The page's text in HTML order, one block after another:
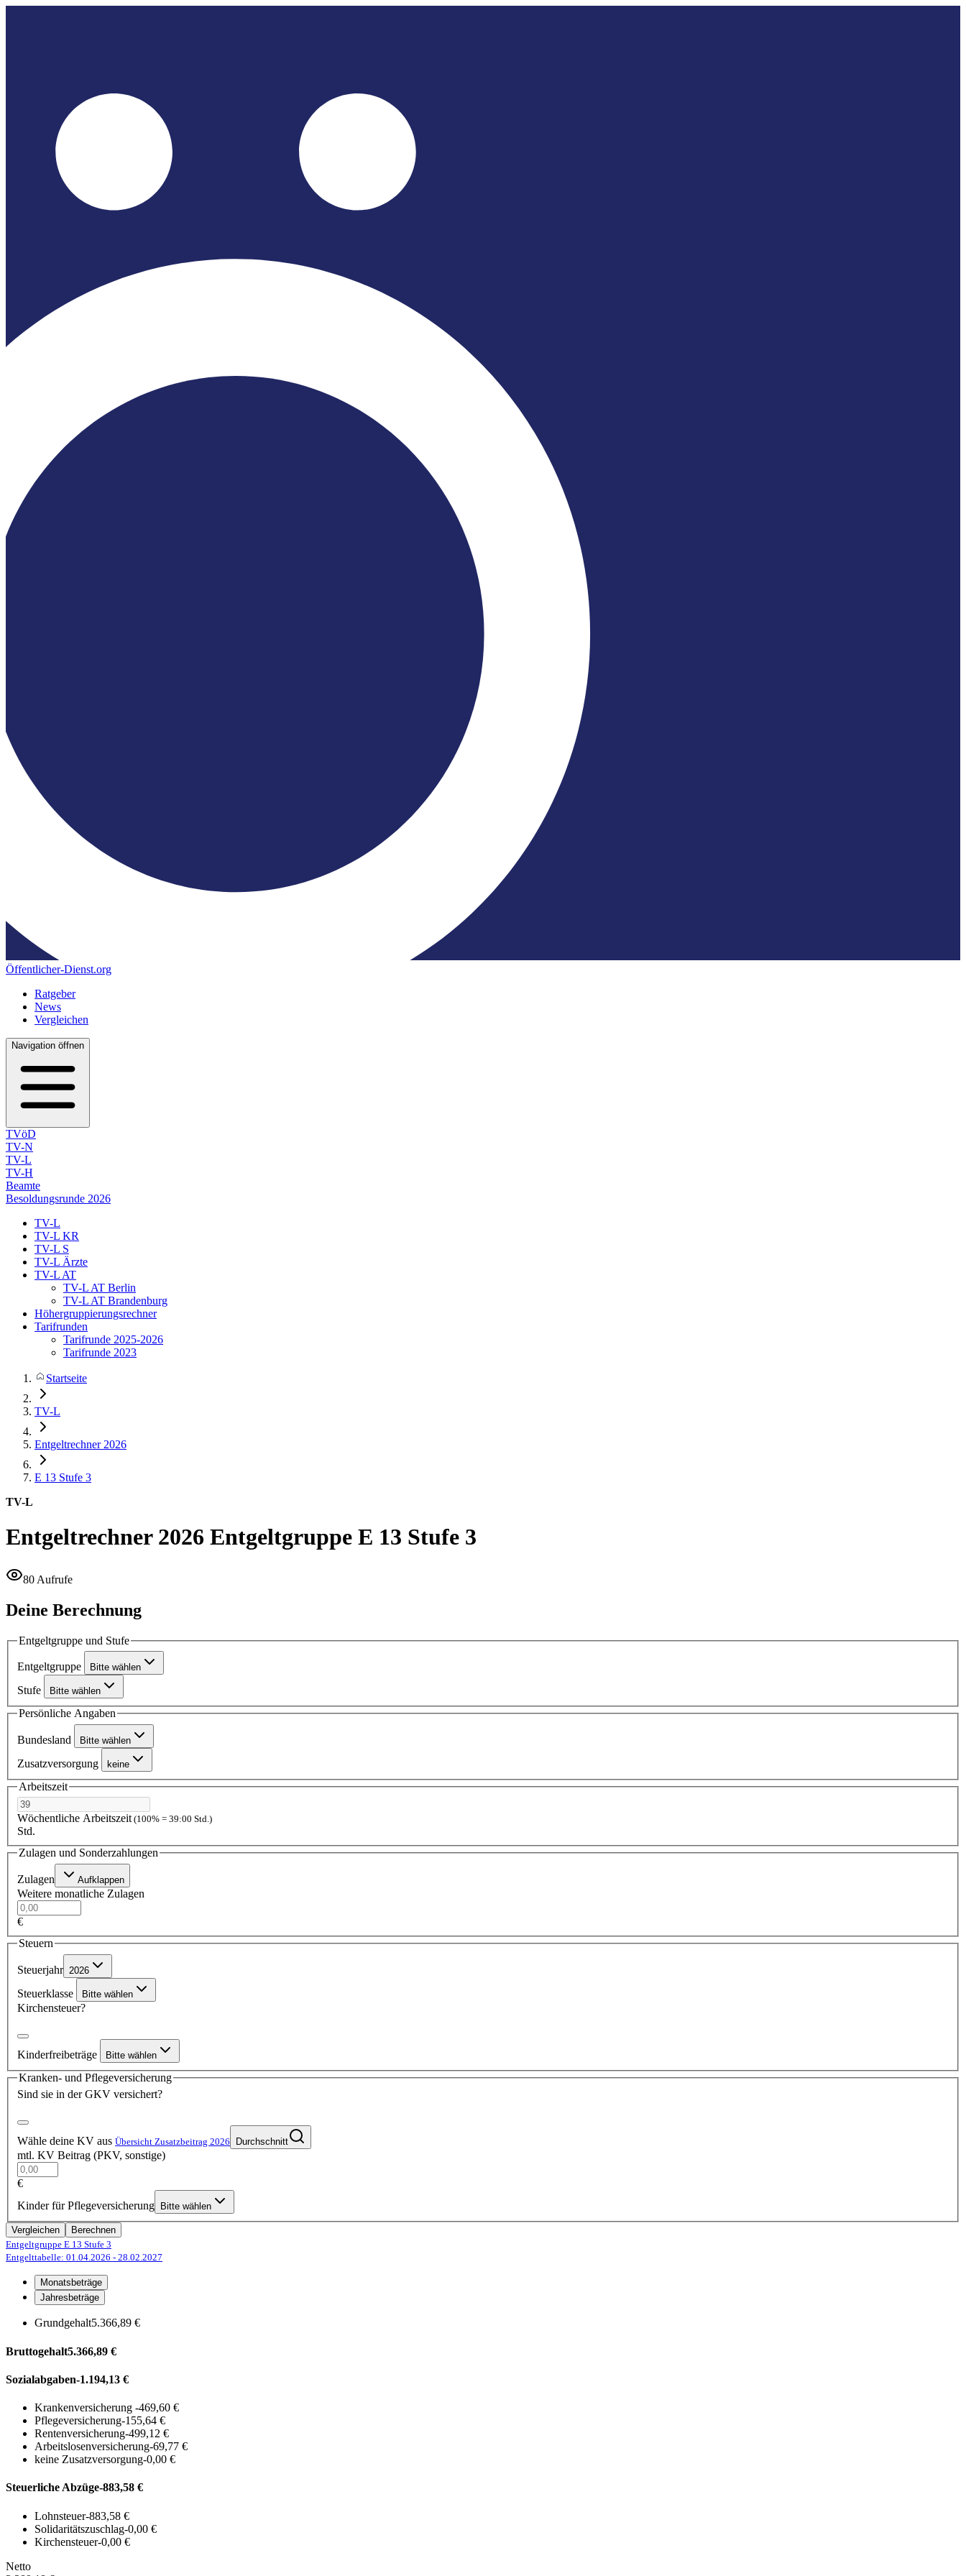
Öffentlicher-Dienst.org
Ratgeber
News
Vergleichen
Navigation öffnen
TVöD
TV-N
TV-L
TV-H
Beamte
Besoldungsrunde 2026
TV-L
TV-L KR
TV-L S
TV-L Ärzte
TV-L AT
TV-L AT Berlin
TV-L AT Brandenburg
Höhergruppierungsrechner
Tarifrunden
Tarifrunde 2025-2026
Tarifrunde 2023
Startseite
TV-L
Entgeltrechner 2026
E 13 Stufe 3
TV-L
Entgeltrechner 2026 Entgeltgruppe E 13 Stufe 3
80 Aufrufe
Deine Berechnung
Entgeltgruppe und Stufe
Entgeltgruppe Bitte wählen
Stufe Bitte wählen
Persönliche Angaben
Bundesland Bitte wählen
Zusatzversorgung keine
Arbeitszeit
Wöchentliche Arbeitszeit(100% = 39:00 Std.)
Std.
Zulagen und Sonderzahlungen
Zulagen Aufklappen
Weitere monatliche Zulagen
€
Steuern
Steuerjahr 2026
Steuerklasse Bitte wählen
Kirchensteuer?
Kinderfreibeträge Bitte wählen
Kranken- und Pflegeversicherung
Sind sie in der GKV versichert?
Wähle deine KV aus Übersicht Zusatzbeitrag 2026 Durchschnitt
mtl. KV Beitrag (PKV, sonstige)
€
Kinder für Pflegeversicherung
Bitte wählen
Vergleichen
Berechnen
Entgeltgruppe E 13 Stufe 3
Entgelttabelle: 01.04.2026 - 28.02.2027
Monatsbeträge
Jahresbeträge
Grundgehalt5.366,89 €
Bruttogehalt5.366,89 €
Sozialabgaben-1.194,13 €
Krankenversicherung -469,60 €
Pflegeversicherung-155,64 €
Rentenversicherung-499,12 €
Arbeitslosenversicherung-69,77 €
keine Zusatzversorgung-0,00 €
Steuerliche Abzüge-883,58 €
Lohnsteuer-883,58 €
Solidaritätszuschlag-0,00 €
Kirchensteuer-0,00 €
Netto